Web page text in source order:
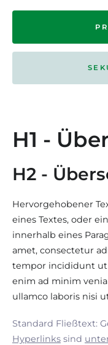
H1 -
H2 -
Hervorgehobener
eines Textes, oder
innerhalb eines
amet, consectetur
tempor incididunt ut
enim ad minim
ullamco laboris nisi
Standard Fließtext:
Hyperlinks sind